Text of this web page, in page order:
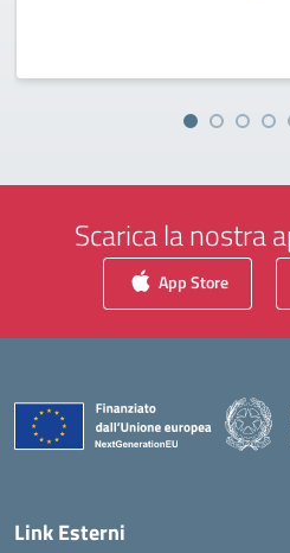
Scarica la nostra
App Store
Link Esterni